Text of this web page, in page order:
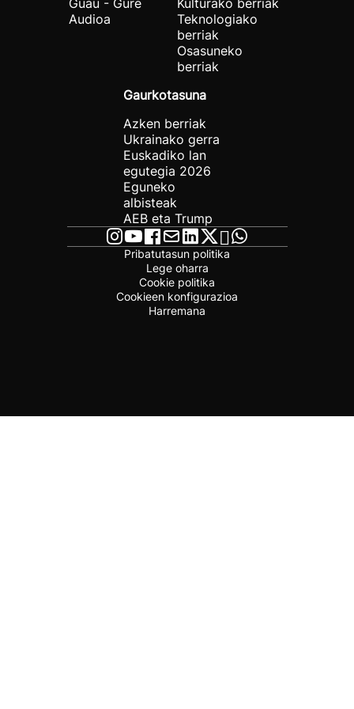
Guau - Gure
Audioa
Kulturako berriak
Teknologiako
berriak
Osasuneko
berriak
Gaurkotasuna
Azken berriak
Ukrainako gerra
Euskadiko lan
egutegia 2026
Eguneko
albisteak
AEB eta Trump
Pribatutasun politika
Lege oharra
Cookie politika
Cookieen konfigurazioa
Harremana